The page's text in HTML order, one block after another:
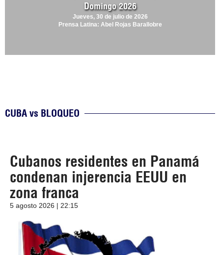
Domingo 2026
Jueves, 30 de julio de 2026
Prensa Latina: Abel Rojas Barallobre
CUBA vs BLOQUEO
Cubanos residentes en Panamá
condenan injerencia EEUU en
zona franca
5 agosto 2026 | 22:15